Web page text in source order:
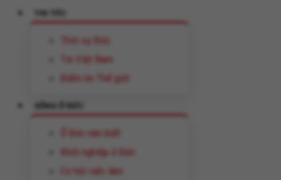
TIN TỨC
Thời sự Đức
Tin Việt Nam
Điểm tin Thế giới
SỐNG Ở ĐỨC
Ở Đức nên biết
Khởi nghiệp ở Đức
Cơ hội việc làm